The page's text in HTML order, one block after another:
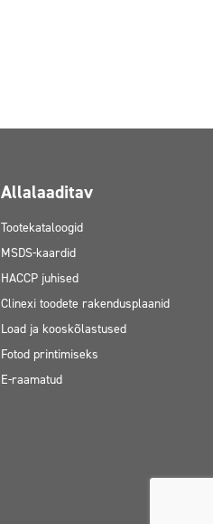
Allalaaditav
Tootekataloogid
MSDS-kaardid
HACCP juhised
Clinexi toodete rakendusplaanid
Load ja kooskõlastused
Fotod printimiseks
E-raamatud